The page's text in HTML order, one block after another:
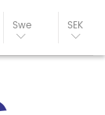
Swe SEK